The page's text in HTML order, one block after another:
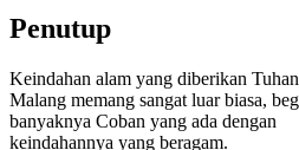
Penutup
Keindahan alam yang diberikan
Malang memang sangat luar biasa,
banyaknya Coban yang ada dengan
keindahannya yang beragam.